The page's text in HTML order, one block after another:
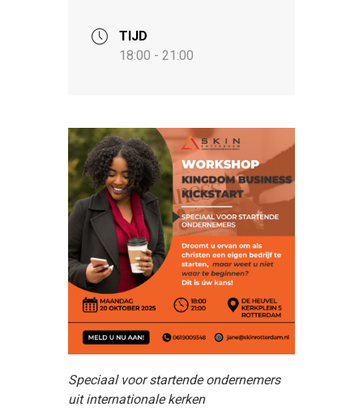
TIJD
18:00 - 21:00
Speciaal voor startende ondernemers
uit internationale kerken